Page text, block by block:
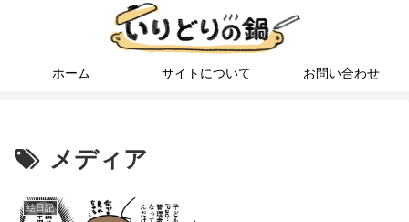
ホーム サイトについて お問い合わせ
メディア
絵日記